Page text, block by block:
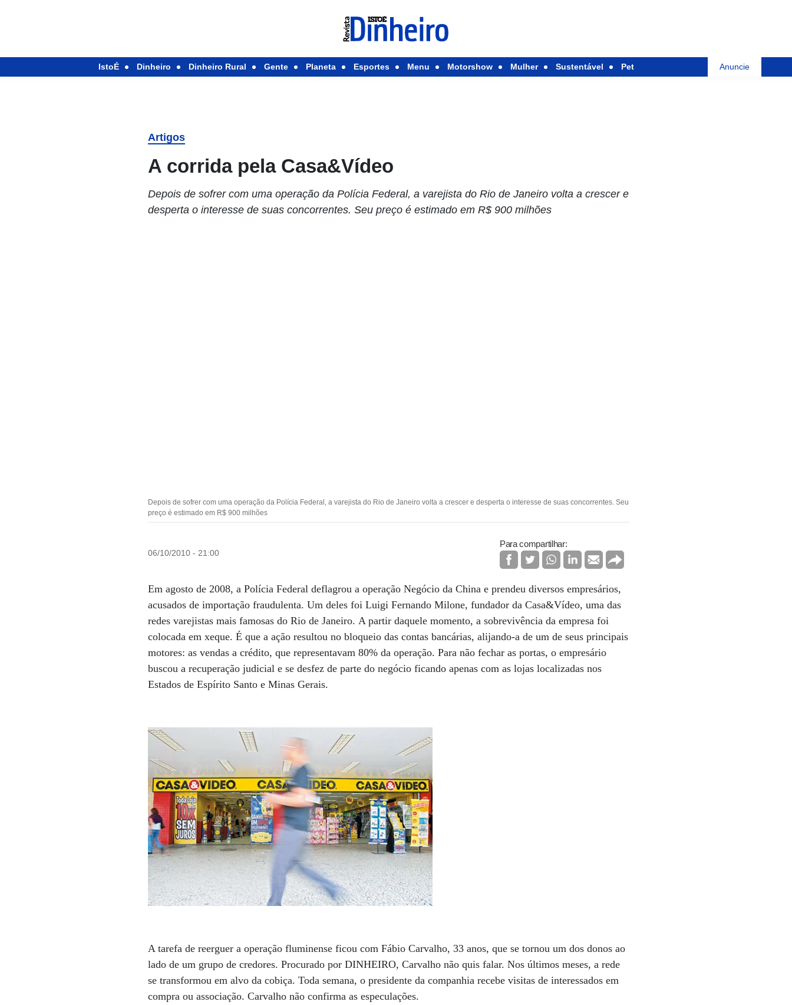
IstoÉ Dinheiro Dinheiro Rural Gente Planeta Esportes Menu Motorshow Mulher Sustentável Pet Anuncie
Artigos
A corrida pela Casa&Vídeo
Depois de sofrer com uma operação da Polícia Federal, a varejista do Rio de Janeiro volta a crescer e
desperta o interesse de suas concorrentes. Seu preço é estimado em R$ 900 milhões
Depois de sofrer com uma operação da Polícia Federal, a varejista do Rio de Janeiro volta a crescer e desperta o interesse de suas concorrentes. Seu
preço é estimado em R$ 900 milhões
06/10/2010 - 21:00
Para compartilhar:
Em agosto de 2008, a Polícia Federal deflagrou a operação Negócio da China e prendeu diversos empresários,
acusados de importação fraudulenta. Um deles foi Luigi Fernando Milone, fundador da Casa&Vídeo, uma das
redes varejistas mais famosas do Rio de Janeiro. A partir daquele momento, a sobrevivência da empresa foi
colocada em xeque. É que a ação resultou no bloqueio das contas bancárias, alijando-a de um de seus principais
motores: as vendas a crédito, que representavam 80% da operação. Para não fechar as portas, o empresário
buscou a recuperação judicial e se desfez de parte do negócio ficando apenas com as lojas localizadas nos
Estados de Espírito Santo e Minas Gerais.
A tarefa de reerguer a operação fluminense ficou com Fábio Carvalho, 33 anos, que se tornou um dos donos ao
lado de um grupo de credores. Procurado por DINHEIRO, Carvalho não quis falar. Nos últimos meses, a rede
se transformou em alvo da cobiça. Toda semana, o presidente da companhia recebe visitas de interessados em
compra ou associação. Carvalho não confirma as especulações.